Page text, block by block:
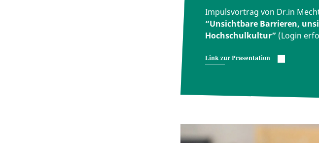
Impulsvortrag von Dr.in
“Unsichtbare Barrieren,
Hochschulkultur” (Login
Link zur Präsentation